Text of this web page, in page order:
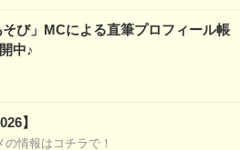
そび」MCによる直筆プロフィール帳
中♪
】
情報はコチラで！